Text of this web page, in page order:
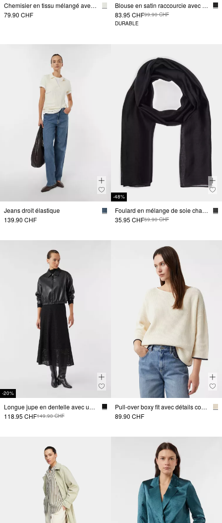
Chemisier en tissu mélangé avec bord en satin
79.90 CHF
Blouse en satin raccourcie avec poches plaquées sur la poitrine
83.95 CHF99.90 CHF
DURABLE
Jeans droit élastique
139.90 CHF
-48%
Foulard en mélange de soie chatoyante
35.95 CHF69.90 CHF
-20%
Longue jupe en dentelle avec une légère doublure
118.95 CHF149.90 CHF
Pull-over boxy fit avec détails contrastés
89.90 CHF